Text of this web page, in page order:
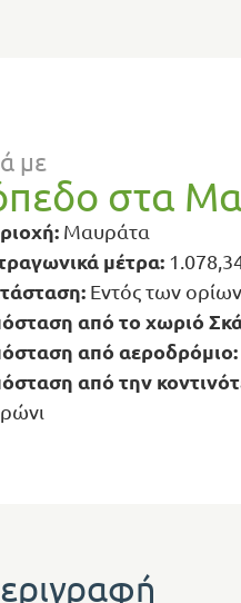
με
στα
Μαυράτα
μέτρα:
Εντός των
από το χωριό
από αεροδρόμιο:
από την